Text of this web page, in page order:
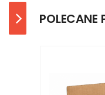
POLECANE